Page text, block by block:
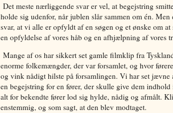
Det meste nærliggende svar er vel, at begejstring
holde sig udenfor, når jublen slår sammen om én.
svar, at vi alle er opfyldt af en søgen og et ønske om
en opfyldelse af vores håb og en afhjælpning af vores
Mange af os har sikkert set gamle filmklip fra
enorme folkemængder, der var forsamlet, og hvor
og vink nådigt hilste på forsamlingen. Vi har set
en begejstring for en fører, der skulle give dem
alt for bekendte fører lod sig hylde, nådig og afmålt.
enstemmig, og som sagt, at den blev modtaget.